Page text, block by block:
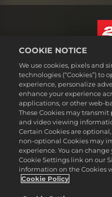
Политика
Политика
Не продавайте и не
Статус
Рекламные
©2016-2026 Take-Two
Civilization, and their respective
Interactive Software,
Все указанные товарные
COOKIE NOTICE
We use cookies, pixels and
technologies (“Cookies”) to
experience, personalize
enhance your experience
applications, or other web-
These Cookies may
and video viewing
Certain Cookies are
non-optional Cookies may
experience. You can
Cookie Settings link on our
information on the Cookies
Cookie Policy